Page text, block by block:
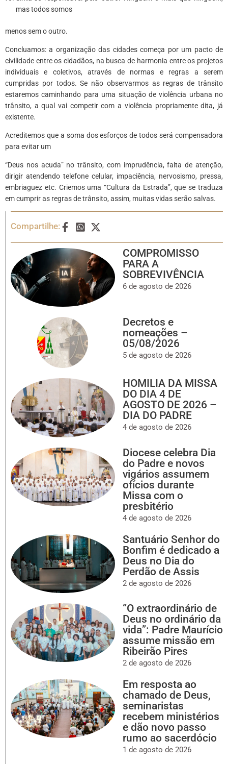
mas todos somos
menos sem o outro.
Concluamos: a organização das cidades começa por um pacto de
civilidade entre os cidadãos, na busca de harmonia entre os projetos
individuais e coletivos, através de normas e regras a serem
cumpridas por todos. Se não observarmos as regras de trânsito
estaremos caminhando para uma situação de violência urbana no
trânsito, a qual vai competir com a violência propriamente dita, já
existente.
Acreditemos que a soma dos esforços de todos será compensadora
para evitar um
“Deus nos acuda” no trânsito, com imprudência, falta de atenção,
dirigir atendendo telefone celular, impaciência, nervosismo, pressa,
embriaguez etc. Criemos uma “Cultura da Estrada”, que se traduza
em cumprir as regras de trânsito, assim, muitas vidas serão salvas.
Compartilhe:
COMPROMISSO
PARA A
SOBREVIVÊNCIA
6 de agosto de 2026
Decretos e
nomeações –
05/08/2026
5 de agosto de 2026
HOMILIA DA MISSA
DO DIA 4 DE
AGOSTO DE 2026 –
DIA DO PADRE
4 de agosto de 2026
Diocese celebra Dia
do Padre e novos
vigários assumem
ofícios durante
Missa com o
presbitério
4 de agosto de 2026
Santuário Senhor do
Bonfim é dedicado a
Deus no Dia do
Perdão de Assis
2 de agosto de 2026
“O extraordinário de
Deus no ordinário da
vida”: Padre Maurício
assume missão em
Ribeirão Pires
2 de agosto de 2026
Em resposta ao
chamado de Deus,
seminaristas
recebem ministérios
e dão novo passo
rumo ao sacerdócio
1 de agosto de 2026